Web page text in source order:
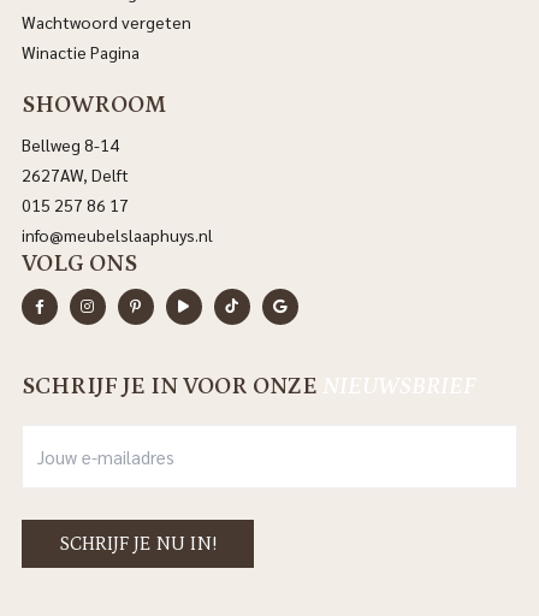
Wachtwoord vergeten
Winactie Pagina
SHOWROOM
Bellweg 8-14
2627AW, Delft
015 257 86 17
info@meubelslaaphuys.nl
VOLG ONS
SCHRIJF JE IN VOOR ONZE NIEUWSBRIEF